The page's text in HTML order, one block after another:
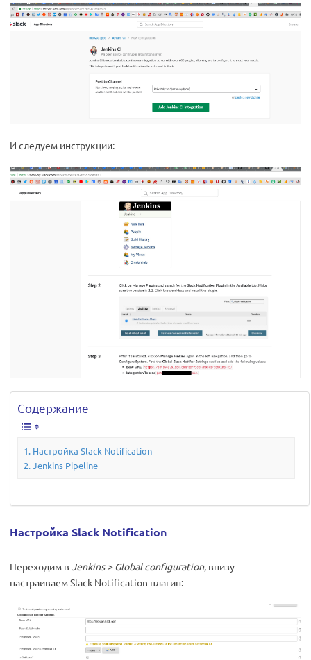
И следуем инструкции:
Содержание
Настройка Slack Notification
Jenkins Pipeline
Настройка Slack Notification
Переходим в Jenkins > Global configuration, внизу
настраиваем Slack Notification плагин: